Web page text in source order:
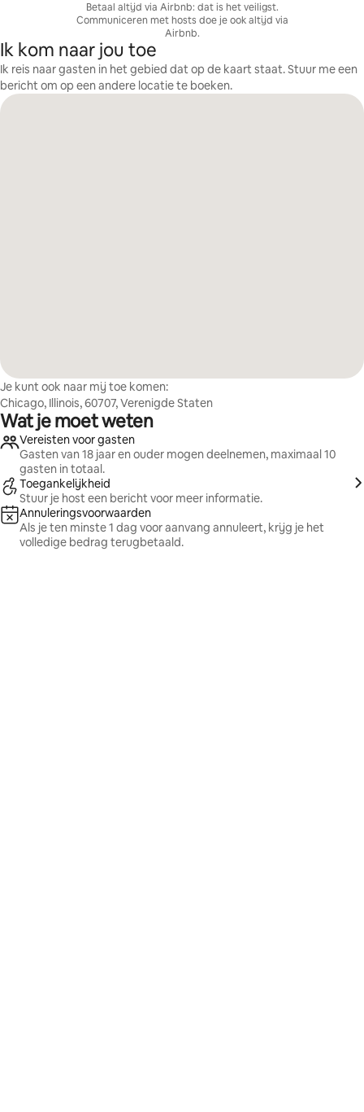
Betaal altijd via Airbnb: dat is het veiligst.
Communiceren met hosts doe je ook altijd via
Airbnb.
Ik kom naar jou toe
Ik reis naar gasten in het gebied dat op de kaart staat. Stuur me een
bericht om op een andere locatie te boeken.
Je kunt ook naar mij toe komen:
Chicago, Illinois, 60707, Verenigde Staten
Wat je moet weten
Vereisten voor gasten
Gasten van 18 jaar en ouder mogen deelnemen, maximaal 10
gasten in totaal.
Toegankelijkheid
Stuur je host een bericht voor meer informatie.
Annuleringsvoorwaarden
Als je ten minste 1 dag voor aanvang annuleert, krijg je het
volledige bedrag terugbetaald.